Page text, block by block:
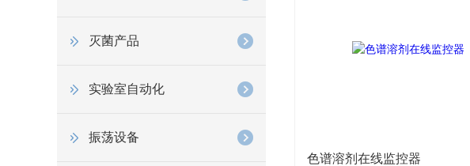
灭菌产品
实验室自动化
振荡设备
色谱溶剂在线监控器